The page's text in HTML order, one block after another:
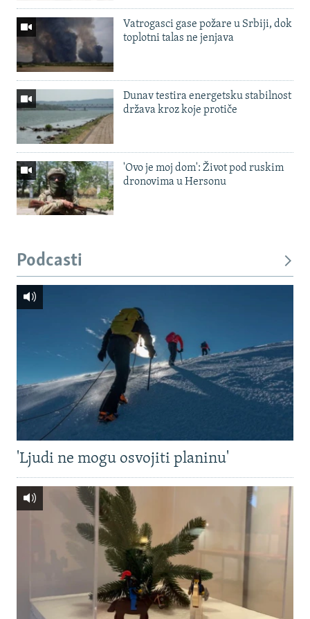
Vatrogasci gase požare u Srbiji, dok
toplotni talas ne jenjava
Dunav testira energetsku stabilnost
država kroz koje protiče
'Ovo je moj dom': Život pod ruskim
dronovima u Hersonu
Podcasti
'Ljudi ne mogu osvojiti planinu'